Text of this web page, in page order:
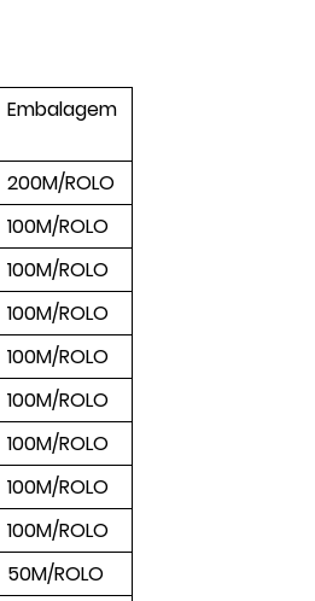
Embalagem
200M/ROLO
100M/ROLO
100M/ROLO
100M/ROLO
100M/ROLO
100M/ROLO
100M/ROLO
100M/ROLO
100M/ROLO
50M/ROLO